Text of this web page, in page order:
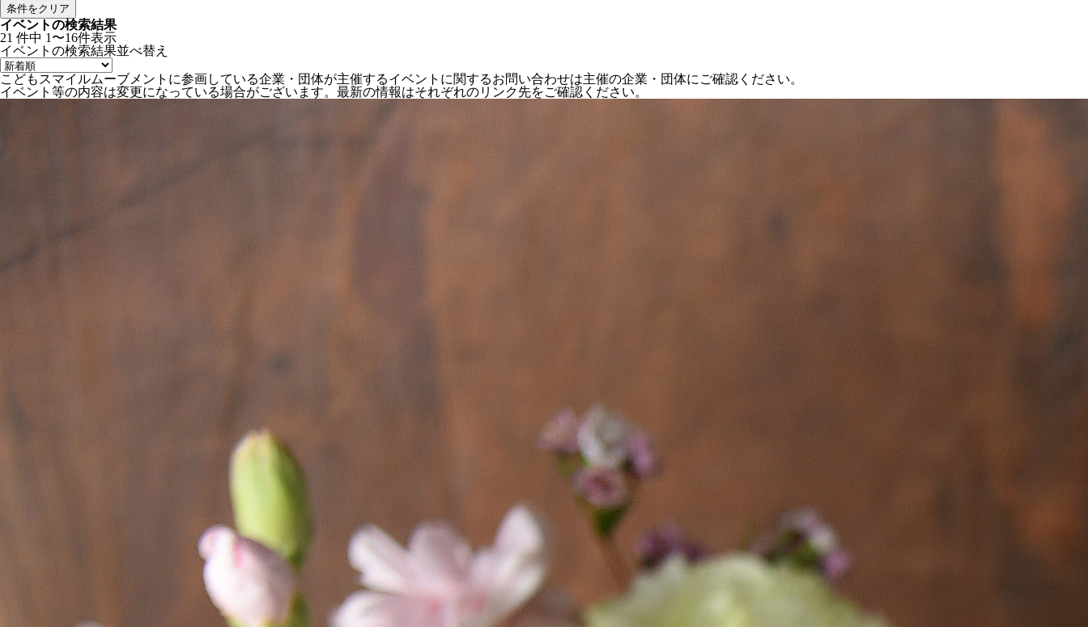
条件をクリア
イベントの検索結果
21 件中 1〜16件表示
イベントの検索結果並べ替え
こどもスマイルムーブメントに参画している企業・団体が主催するイベントに関するお問い合わせは主催の企業・団体にご確認ください。
イベント等の内容は変更になっている場合がございます。最新の情報はそれぞれのリンク先をご確認ください。